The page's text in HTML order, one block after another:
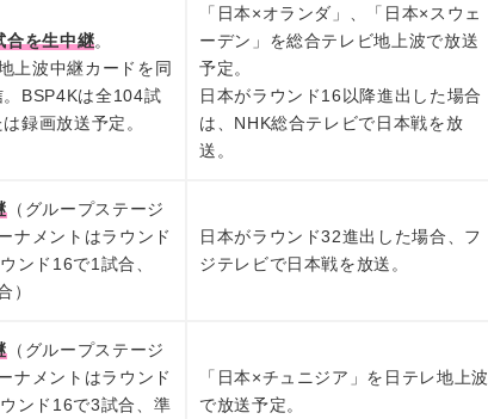
合を生中継。
上波中継カードを同
BSP4Kは全104試
録画放送予定。
「日本×オランダ」、「日本×スウェ
ーデン」を総合テレビ地上波で放送
予定。
日本がラウンド16以降進出した場合
は、NHK総合テレビで日本戦を放
送。
（グループステージ
ナメントはラウンド
ンド16で1試合、
）
日本がラウンド32進出した場合、フ
ジテレビで日本戦を放送。
（グループステージ
ナメントはラウンド
ンド16で3試合、準
「日本×チュニジア」を日テレ地上波
で放送予定。